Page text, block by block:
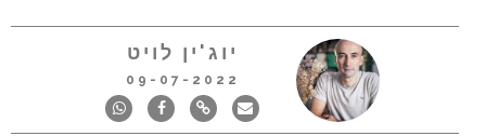
יוג'ין לויט
09-07-2022